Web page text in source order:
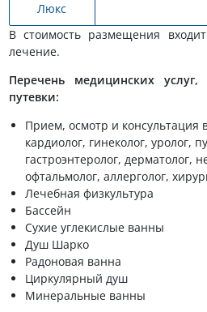
Люкс
В стоимость размещения
лечение.
Перечень медицинских
путевки:
Прием, осмотр и консультация
кардиолог, гинеколог, уролог,
гастроэнтеролог, дерматолог,
офтальмолог, аллерголог,
Лечебная физкультура
Бассейн
Сухие углекислые ванны
Душ Шарко
Радоновая ванна
Циркулярный душ
Минеральные ванны